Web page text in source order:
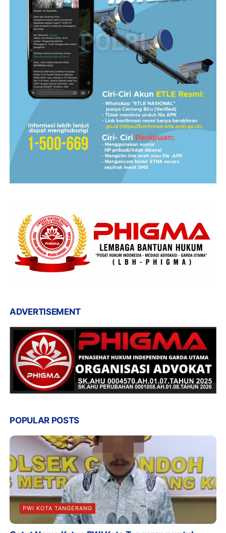
ADVERTISEMENT
POPULAR POSTS
PWI KOTA TANGERANG